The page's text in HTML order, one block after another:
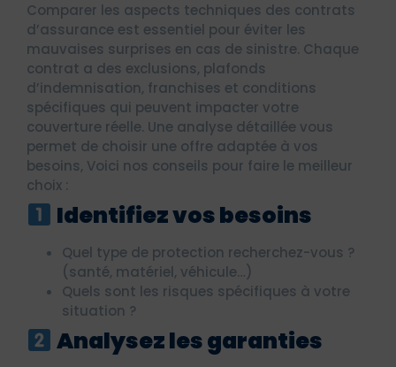
Comparer les aspects techniques des contrats
d’assurance est essentiel pour éviter les
mauvaises surprises en cas de sinistre. Chaque
contrat a des exclusions, plafonds
d’indemnisation, franchises et conditions
spécifiques qui peuvent impacter votre
couverture réelle. Une analyse détaillée vous
permet de choisir une offre adaptée à vos
besoins, Voici nos conseils pour faire le meilleur
choix :
Identifiez vos besoins
Quel type de protection recherchez-vous ?
(santé, matériel, véhicule…)
Quels sont les risques spécifiques à votre
situation ?
Analysez les garanties